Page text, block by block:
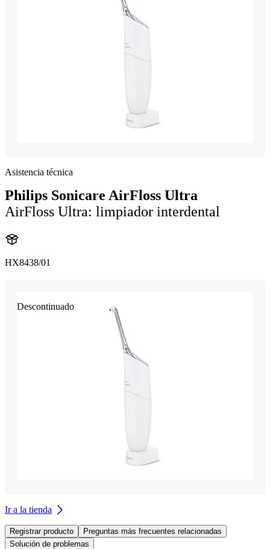
Asistencia técnica
Philips Sonicare AirFloss Ultra
AirFloss Ultra: limpiador interdental
HX8438/01
Descontinuado
Ir a la tienda
Registrar producto
Preguntas más frecuentes relacionadas
Solución de problemas